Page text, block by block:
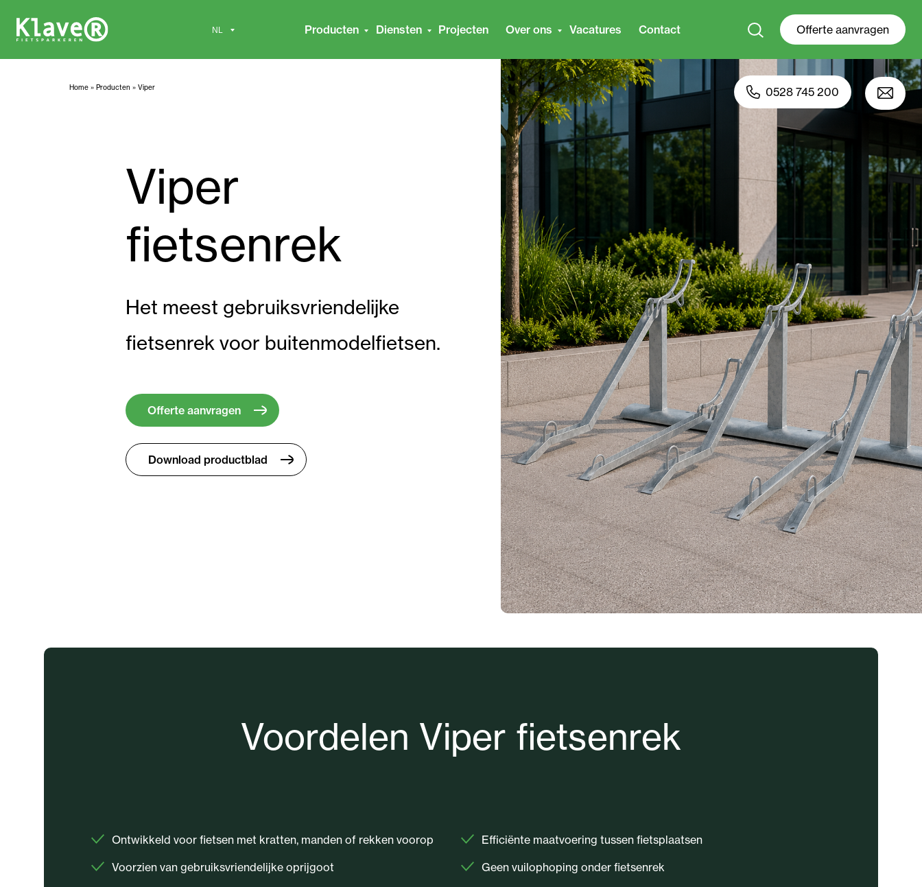
Producten Diensten Projecten Over ons Vacatures Contact Offerte aanvragen
Home » Producten » Viper 0528 745 200
Viper
fietsenrek
Het meest gebruiksvriendelijke
fietsenrek voor buitenmodelfietsen.
Offerte aanvragen
Download productblad
Voordelen Viper fietsenrek
Ontwikkeld voor fietsen met kratten, manden of rekken voorop
Efficiënte maatvoering tussen fietsplaatsen
Voorzien van gebruiksvriendelijke oprijgoot
Geen vuilophoping onder fietsenrek